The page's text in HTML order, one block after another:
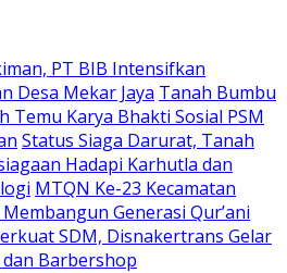
PT BIB Intensifkan
Desa Mekar Jaya Tanah Bumbu
Temu Karya Bhakti Sosial PSM
Status Siaga Darurat, Tanah
Hadapi Karhutla dan
MTQN Ke-23 Kecamatan
Generasi Qur’ani
SDM, Disnakertrans Gelar
Barbershop